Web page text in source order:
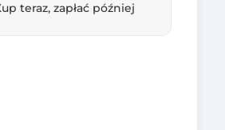
teraz, zapłać później